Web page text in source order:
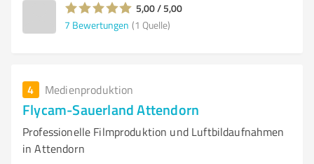
5,00 / 5,00
7 Bewertungen (1 Quelle)
4 Medienproduktion
Flycam-Sauerland Attendorn
Professionelle Filmproduktion und Luftbildaufnahmen
in Attendorn